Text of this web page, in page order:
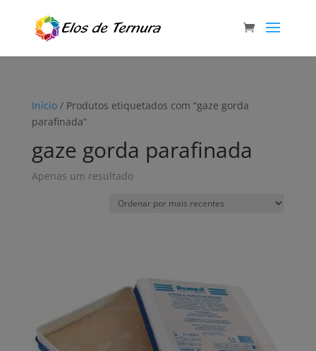
Início/ Produtos etiquetados com “gaze gorda
parafinada”
gaze gorda parafinada
Apenas um resultado